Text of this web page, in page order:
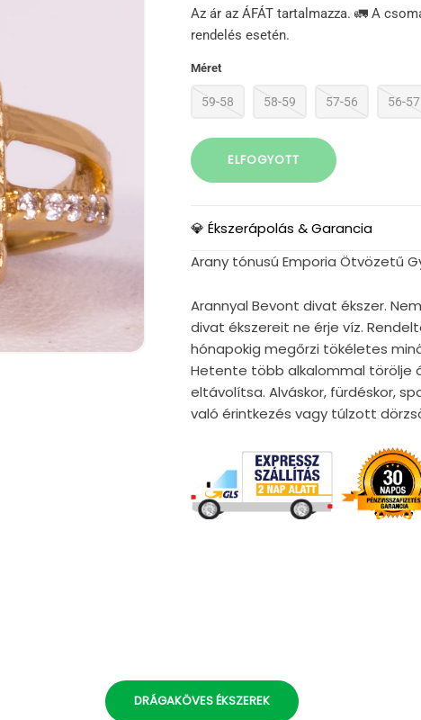
Az ár az ÁFÁT tartalmazza. 🚛 A
rendelés esetén.
Méret
59-58 58-59 57-56 56-57
ELFOGYOTT
💎 Ékszerápolás & Garancia
Arany tónusú Emporia Ötvözetű
Arannyal Bevont divat ékszer.
divat ékszereit ne érje víz.
hónapokig megőrzi tökéletes
Hetente több alkalommal törölje
eltávolítsa. Alváskor, fürdéskor,
való érintkezés vagy túlzott
DRÁGAKÖVES ÉKSZEREK